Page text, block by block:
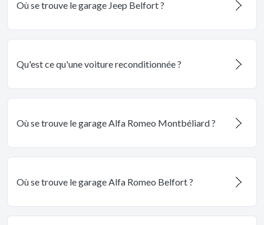
Où se trouve le garage Jeep Belfort ?
Qu'est ce qu'une voiture reconditionnée ?
Où se trouve le garage Alfa Romeo Montbéliard ?
Où se trouve le garage Alfa Romeo Belfort ?